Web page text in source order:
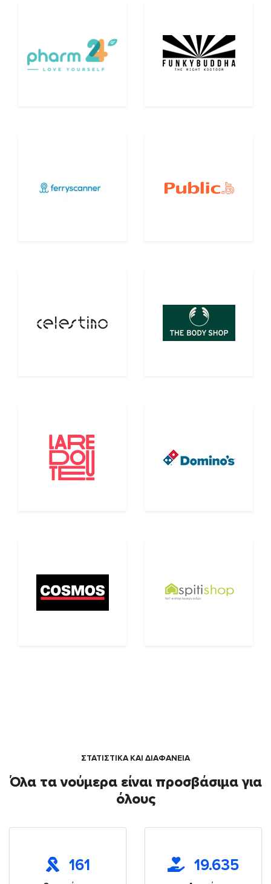
ΣΤΑΤΙΣΤΙΚΑ ΚΑΙ ΔΙΑΦΑΝΕΙΑ
Όλα τα νούμερα είναι προσβάσιμα για
όλους
161 19.635